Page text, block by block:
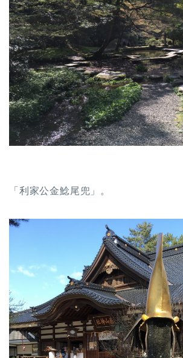
「利家公金鯰尾兜」。